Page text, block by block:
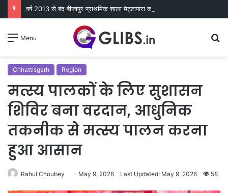
वर्ष 2013 से बंद बीजापुर प्राथमिक शाला मेट्टापारा का हुआ पुन: शुभारंभ
Menu
Chhattisgarh Region
मत्स्य पालकों के लिए सुशासन
शिविर बना वरदान, आधुनिक
तकनीक से मत्स्य पालन करना
हुआ आसान
Rahul Choubey May 9, 2026 Last Updated: May 9, 2026 58